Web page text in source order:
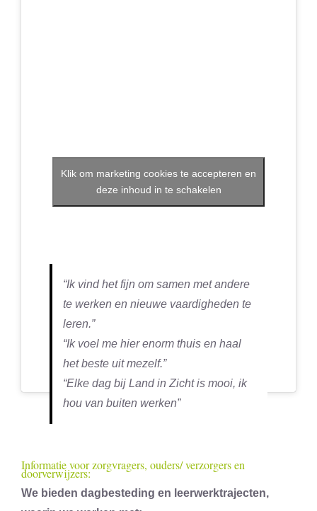
Klik om marketing cookies te accepteren en
deze inhoud in te schakelen
“Ik vind het fijn om samen met andere
te werken en nieuwe vaardigheden te
leren.”
“Ik voel me hier enorm thuis en haal
het beste uit mezelf.”
“Elke dag bij Land in Zicht is mooi, ik
hou van buiten werken”
Informatie voor zorgvragers, ouders/ verzorgers en
doorverwijzers:
We bieden dagbesteding en leerwerktrajecten,